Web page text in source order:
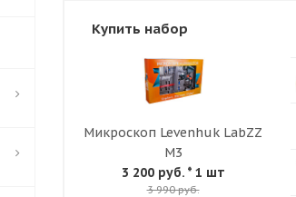
Купить набор
Микроскоп Levenhuk LabZZ
M3
3 200 руб.* 1 шт
3 990 руб.